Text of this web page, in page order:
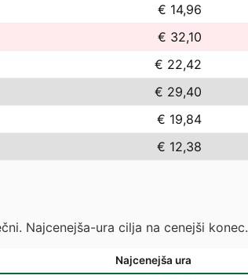
€ 14,96
€ 32,10
€ 22,42
€ 29,40
€ 19,84
€ 12,38
Najcenejša-ura cilja na cenejši konec.
Najcenejša ura